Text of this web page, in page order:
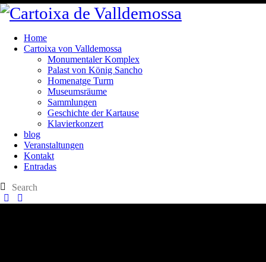
Home
Cartoixa von Valldemossa
Monumentaler Komplex
Palast von König Sancho
Homenatge Turm
Museumsräume
Sammlungen
Geschichte der Kartause
Klavierkonzert
blog
Veranstaltungen
Kontakt
Entradas